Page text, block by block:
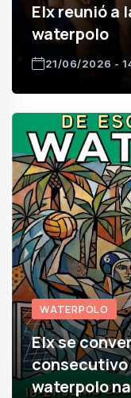
Elx reunió a
waterpolo
21/06/2026 -
WATERPOLO
Elx se
consecutivo
waterpolo